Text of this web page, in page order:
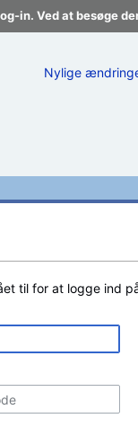
in. Ved at besøge
Nylige
til for at logge ind